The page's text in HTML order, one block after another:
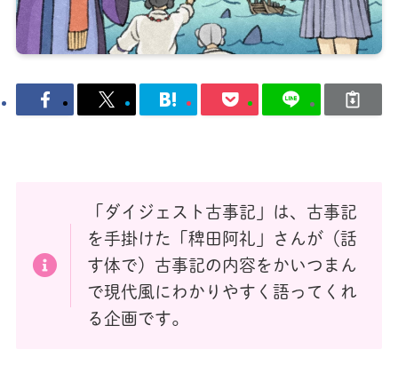
「ダイジェスト古事記」は、古事記
を手掛けた「稗田阿礼」さんが（話
す体で）古事記の内容をかいつまん
で現代風にわかりやすく語ってくれ
る企画です。